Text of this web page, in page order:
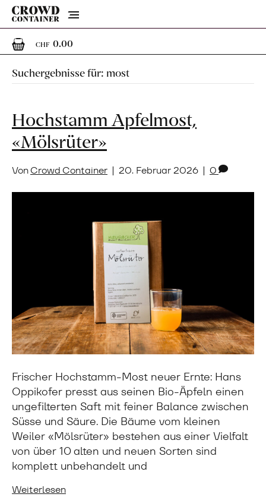
Menu
CHF 0.000 Artikel im Warenkorb
Suchergebnisse für: most
Hochstamm Apfelmost,
«Mölsrüter»
VonCrowd Container | 20. Februar 2026 | 0
Frischer Hochstamm-Most neuer Ernte: Hans
Oppikofer presst aus seinen Bio-Äpfeln einen
ungefilterten Saft mit feiner Balance zwischen
Süsse und Säure. Die Bäume vom kleinen
Weiler «Mölsrüter» bestehen aus einer Vielfalt
von über 10 alten und neuen Sorten sind
komplett unbehandelt und
Weiterlesen